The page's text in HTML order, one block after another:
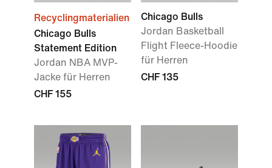
Recyclingmaterialien
Chicago Bulls
Statement Edition
Jordan NBA MVP-
Jacke für Herren
CHF 155
Chicago Bulls
Jordan Basketball
Flight Fleece-Hoodie
für Herren
CHF 135